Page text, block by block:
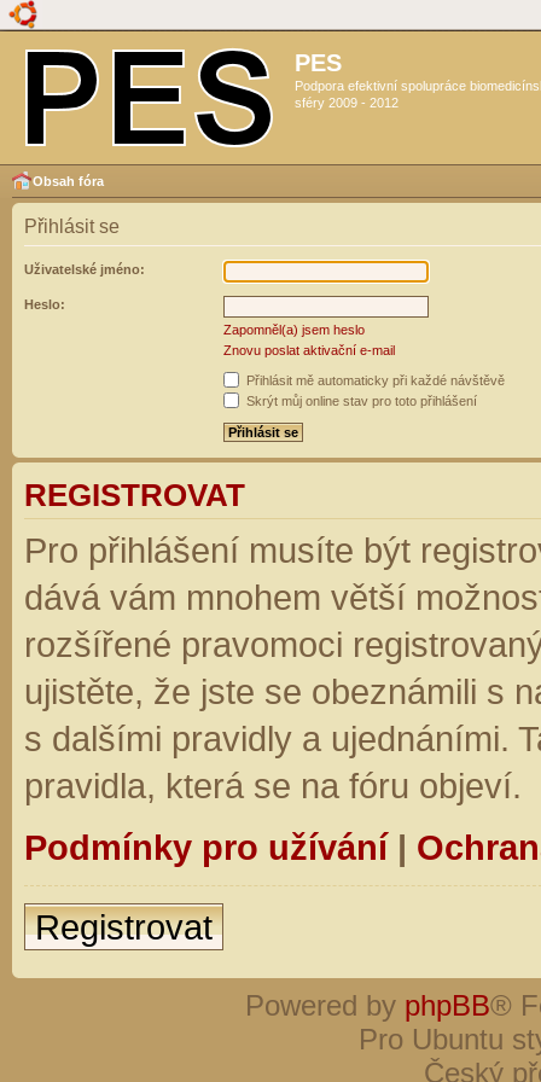
PES
Podpora efektivní spolupráce
sféry 2009 - 2012
Obsah fóra
Přihlásit se
Uživatelské jméno:
Heslo:
Zapomněl(a) jsem heslo
Znovu poslat aktivační e-mail
Přihlásit mě automaticky při každé návštěvě
Skrýt můj online stav pro toto přihlášení
REGISTROVAT
Pro přihlášení musíte být
dává vám mnohem větší
rozšířené pravomoci
ujistěte, že jste se obeznámili s
s dalšími pravidly a ujednáními.
pravidla, která se na fóru objeví.
Podmínky pro užívání|
Registrovat
Powered by phpBB®
Pro Ubuntu
Český